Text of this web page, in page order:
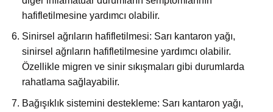
hafifletilmesine yardımcı olabilir.
Sinirsel ağrıların hafifletilmesi: Sarı kantaron yağı,
sinirsel ağrıların hafifletilmesine yardımcı olabilir.
Özellikle migren ve sinir sıkışmaları gibi durumlarda
rahatlama sağlayabilir.
Bağışıklık sistemini destekleme: Sarı kantaron yağı,